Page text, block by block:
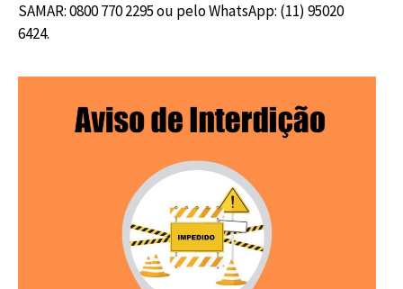
SAMAR: 0800 770 2295 ou pelo WhatsApp: (11) 95020
6424.